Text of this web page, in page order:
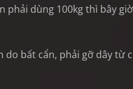
phải dùng 100kg thì bây
do bất cẩn, phải gỡ dây từ